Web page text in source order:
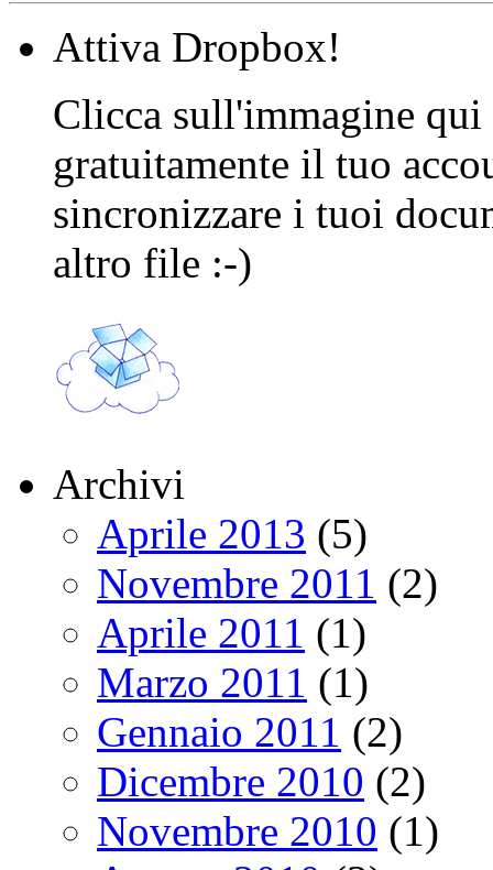
Attiva Dropbox!
Clicca sull'immagine
gratuitamente il tuo
sincronizzare i tuoi
altro file :-)
Archivi
Aprile 2013 (5)
Novembre 2011 (2)
Aprile 2011 (1)
Marzo 2011 (1)
Gennaio 2011 (2)
Dicembre 2010 (2)
Novembre 2010 (1)